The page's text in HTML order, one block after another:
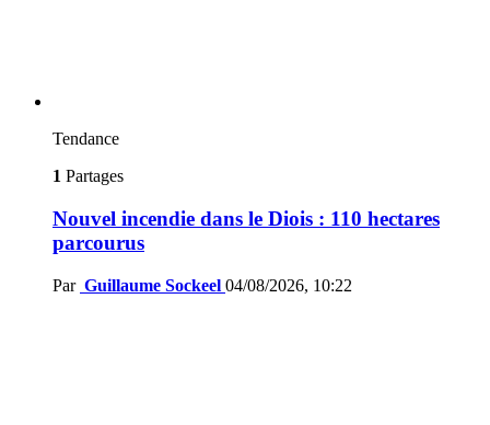
Tendance
1 Partages
Nouvel incendie dans le Diois : 110 hectares
parcourus
Par Guillaume Sockeel 04/08/2026, 10:22